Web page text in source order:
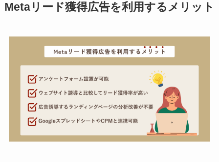
Metaリード獲得広告を利用するメリット